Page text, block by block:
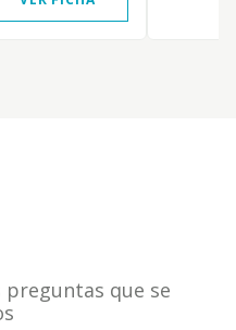
preguntas que se